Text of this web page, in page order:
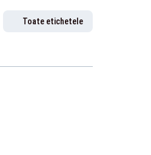
Toate etichetele